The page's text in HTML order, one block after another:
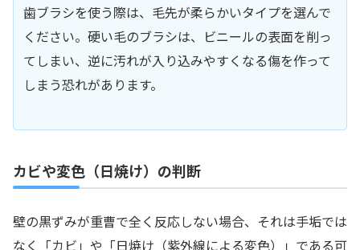
歯ブラシを使う際は、毛先が柔らかいタイプを選んで
ください。硬い毛のブラシは、ビニールの表面を削っ
てしまい、逆に汚れが入り込みやすくなる傷を作って
しまう恐れがあります。
カビや変色（日焼け）の判断
壁の黒ずみが重曹で全く反応しない場合、それは手垢では
なく「カビ」や「日焼け（紫外線による変色）」である可